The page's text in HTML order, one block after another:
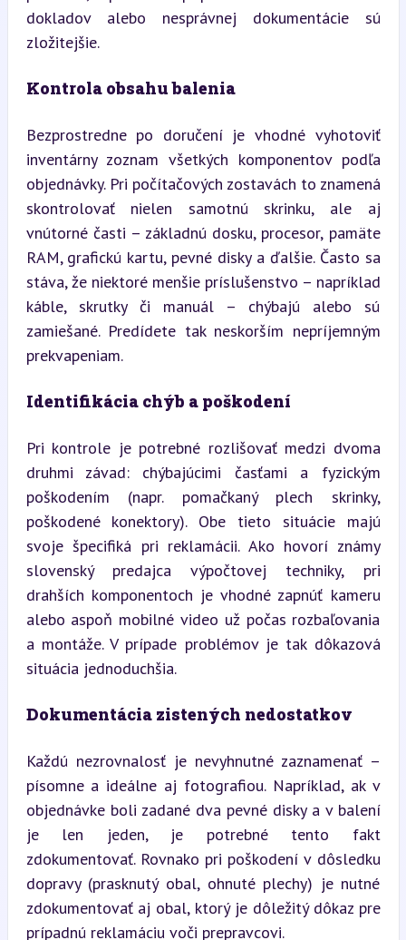
dokladov alebo nesprávnej dokumentácie sú
zložitejšie.
Kontrola obsahu balenia
Bezprostredne po doručení je vhodné vyhotoviť
inventárny zoznam všetkých komponentov podľa
objednávky. Pri počítačových zostavách to znamená
skontrolovať nielen samotnú skrinku, ale aj
vnútorné časti – základnú dosku, procesor, pamäte
RAM, grafickú kartu, pevné disky a ďalšie. Často sa
stáva, že niektoré menšie príslušenstvo – napríklad
káble, skrutky či manuál – chýbajú alebo sú
zamiešané. Predídete tak neskorším nepríjemným
prekvapeniam.
Identifikácia chýb a poškodení
Pri kontrole je potrebné rozlišovať medzi dvoma
druhmi závad: chýbajúcimi časťami a fyzickým
poškodením (napr. pomačkaný plech skrinky,
poškodené konektory). Obe tieto situácie majú
svoje špecifiká pri reklamácii. Ako hovorí známy
slovenský predajca výpočtovej techniky, pri
drahších komponentoch je vhodné zapnúť kameru
alebo aspoň mobilné video už počas rozbaľovania
a montáže. V prípade problémov je tak dôkazová
situácia jednoduchšia.
Dokumentácia zistených nedostatkov
Každú nezrovnalosť je nevyhnutné zaznamenať –
písomne a ideálne aj fotografiou. Napríklad, ak v
objednávke boli zadané dva pevné disky a v balení
je len jeden, je potrebné tento fakt
zdokumentovať. Rovnako pri poškodení v dôsledku
dopravy (prasknutý obal, ohnuté plechy) je nutné
zdokumentovať aj obal, ktorý je dôležitý dôkaz pre
prípadnú reklamáciu voči prepravcovi.